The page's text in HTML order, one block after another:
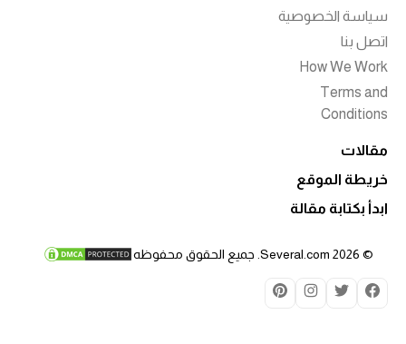
ضد
ضد
ضد
ضد
© 2026 Several.com. جميع الحقوق محفوظه
سياسة الخصوصية
اتصل بنا
How We Work
Terms and
Conditions
مقالات
خريطة الموقع
ابدأ بكتابة مقالة